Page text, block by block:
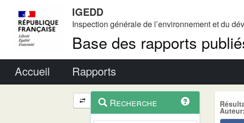
IGEDD
Inspection générale de l’environnement et du
Base des rapports
Accueil Rapports
Navigation
et
outils
contextuel
Recherche